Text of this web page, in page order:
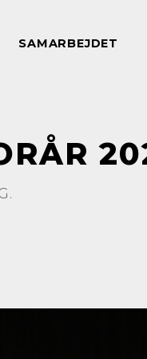
SAMARBEJDET